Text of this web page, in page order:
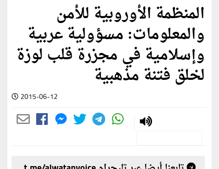
المنظمة الأوروبية للأمن
والمعلومات: مسؤولية عربية
وإسلامية في مجزرة قلب لوزة
لخلق فتنة مذهبية
2015-06-12